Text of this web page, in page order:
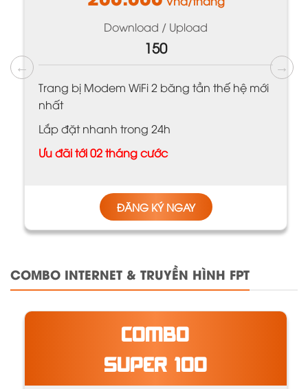
Download / Upload
150
Trang bị Modem WiFi 2 băng tần thế hệ mới
nhất
Lắp đặt nhanh trong 24h
Ưu đãi tới 02 tháng cước
ĐĂNG KÝ NGAY
COMBO INTERNET & TRUYỀN HÌNH FPT
COMBO
SUPER 100